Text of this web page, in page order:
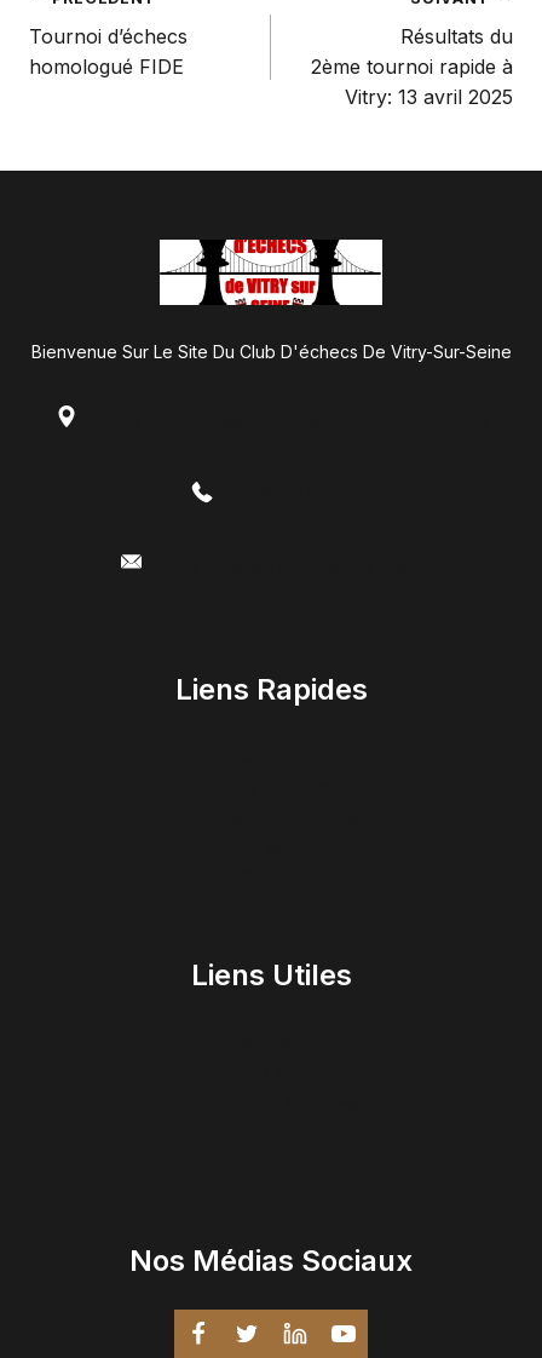
Navigation
Tournoi d’échecs
homologué FIDE
Résultats du
2ème tournoi rapide à
Vitry: 13 avril 2025
Bienvenue Sur Le Site Du Club D'échecs De Vitry-Sur-Seine
Liens Rapides
Liens Utiles
Nos Médias Sociaux